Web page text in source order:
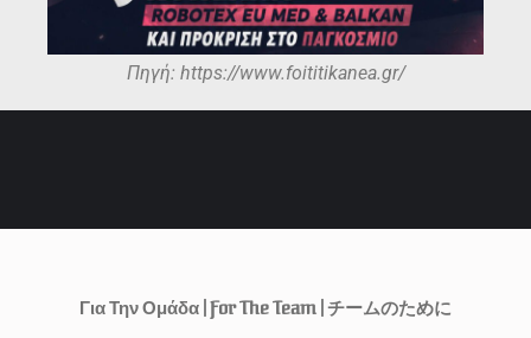
Πηγή: https://www.foititikanea.gr/
Για Την Ομάδα | For The Team | チームのために